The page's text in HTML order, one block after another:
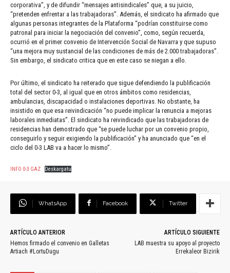
corporativa”, y de difundir “mensajes antisindicales” que, a su juicio,
“pretenden enfrentar a las trabajadoras”. Además, el sindicato ha afirmado que
algunas personas integrantes de la Plataforma “podrían constituirse como
patronal para iniciar la negociación del convenio”, como, según recuerda,
ocurrió en el primer convenio de Intervención Social de Navarra y que supuso
“una mejora muy sustancial de las condiciones de más de 2.000 trabajadoras”.
Sin embargo, el sindicato critica que en este caso se niegan a ello.
Por último, el sindicato ha reiterado que sigue defendiendo la publificación
total del sector 0-3, al igual que en otros ámbitos como residencias,
ambulancias, discapacidad o instalaciones deportivas. No obstante, ha
insistido en que esa reivindicación “no puede implicar la renuncia a mejoras
laborales inmediatas”. El sindicato ha reivindicado que las trabajadoras de
residencias han demostrado que “se puede luchar por un convenio propio,
conseguirlo y seguir exigiendo la publificación” y ha anunciado que “en el
ciclo del 0-3 LAB va a hacer lo mismo”.
INFO 0-3 GAZ Deskargatu
WhatsApp Facebook Twitter
ARTÍCULO ANTERIOR
Hemos firmado el convenio en Galletas
Artiach #LortuDugu
ARTÍCULO SIGUIENTE
LAB muestra su apoyo al proyecto
Errekaleor Bizirik